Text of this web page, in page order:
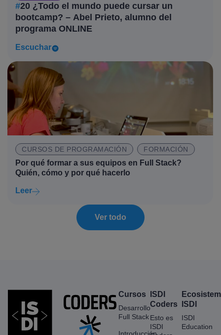
#20 ¿Todo el mundo puede cursar un
bootcamp? – Abel Prieto, alumno del
programa ONLINE
Escuchar
CURSOS DE PROGRAMACIÓN FORMACIÓN
Por qué formar a sus equipos en Full Stack?
Quién, cómo y por qué hacerlo
Leer
Ver todo
Cursos
Desarrollo
Full Stack
Introducción
ISDI
Coders
Esto es
ISDI
ISDI
ISDI
Education